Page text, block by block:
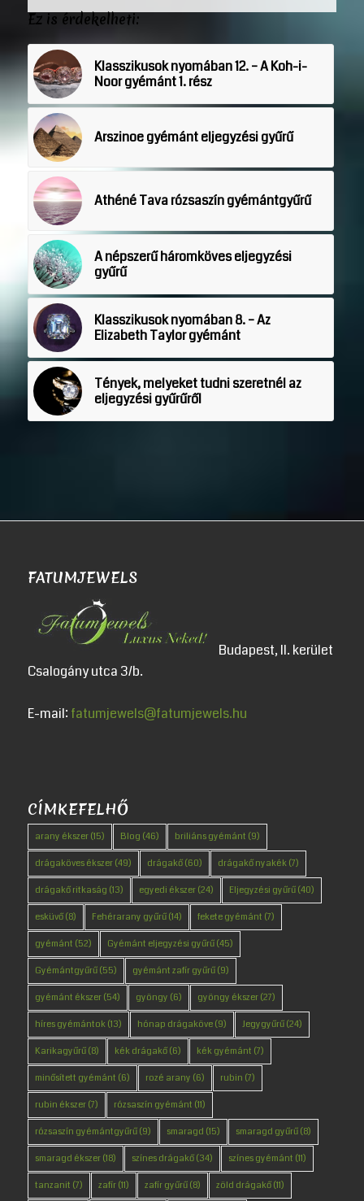
Ez is érdekelheti:
Klasszikusok nyomában 12. – A Koh-i-
Noor gyémánt 1. rész
Arszinoe gyémánt eljegyzési gyűrű
Athéné Tava rózsaszín gyémántgyűrű
A népszerű háromköves eljegyzési
gyűrű
Klasszikusok nyomában 8. – Az
Elizabeth Taylor gyémánt
Tények, melyeket tudni szeretnél az
eljegyzési gyűrűről
FATUMJEWELS
Budapest, II. kerület
Csalogány utca 3/b.
E-mail: fatumjewels@fatumjewels.hu
CÍMKEFELHŐ
arany ékszer(15) Blog (46) briliáns gyémánt (9)
drágaköves ékszer(49) drágakő(60) drágakő nyakék(7)
drágakő ritkaság (13) egyedi ékszer(24) Eljegyzési gyűrű(40)
esküvő(8) Fehérarany gyűrű(14) fekete gyémánt (7)
gyémánt (52) Gyémánt eljegyzési gyűrű(45)
Gyémántgyűrű(55) gyémánt zafír gyűrű(9)
gyémánt ékszer(54) gyöngy (6) gyöngy ékszer(27)
híres gyémántok(13) hónap drágaköve(9) Jegygyűrű(24)
Karikagyűrű(8) kék drágakő(6) kék gyémánt (7)
minősített gyémánt (6) rozé arany (6) rubin (7)
rubin ékszer(7) rózsaszín gyémánt (11)
rózsaszín gyémántgyűrű(9) smaragd (15) smaragd gyűrű(8)
smaragd ékszer(18) színes drágakő(34) színes gyémánt (11)
tanzanit (7) zafír(11) zafír gyűrű(8) zöld drágakő(11)